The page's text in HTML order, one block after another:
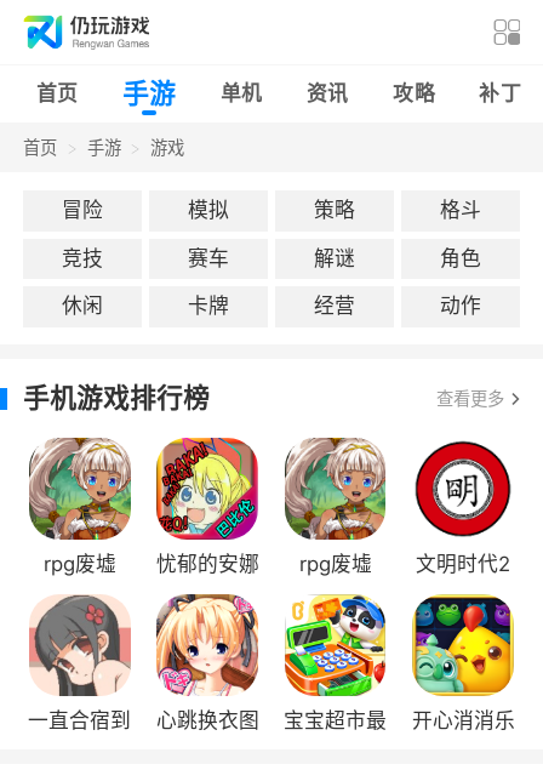
首页 手游 单机 资讯 攻略 补丁
首页 手游 游戏
冒险 模拟 策略
格斗
竞技
赛车 解谜
角色
休闲
卡牌 经营 动作
手机游戏排行榜 查看更多
rpg废墟
忧郁的安娜
汉化版
rpg废墟
(RPG
Ruinverse)
文明时代2
虚无沙盒政
体4.2.1
一直合宿到
心跳换衣图
宝宝超市最
开心消消乐